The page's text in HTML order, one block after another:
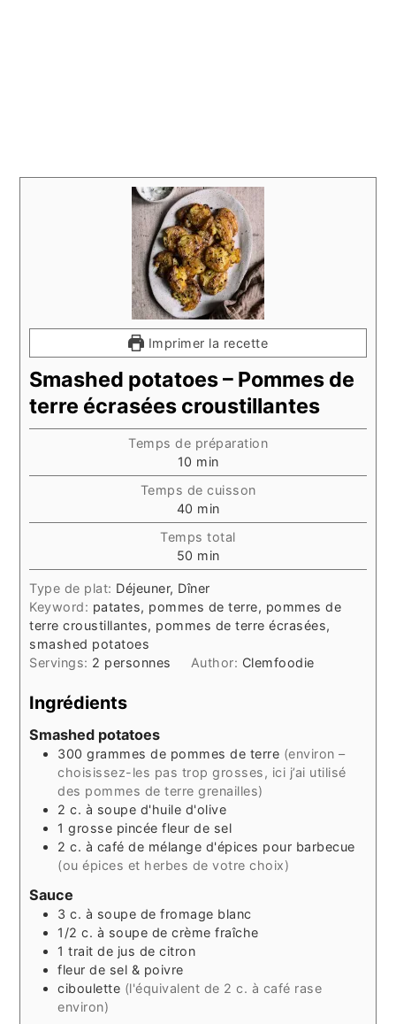
Imprimer la recette
Smashed potatoes – Pommes de
terre écrasées croustillantes
Temps de préparation
10 minutes
min
Temps de cuisson
40 minutes
min
Temps total
50 minutes
min
Type de plat: Déjeuner, Dîner
Keyword: patates, pommes de terre, pommes de
terre croustillantes, pommes de terre écrasées,
smashed potatoes
Servings: 2 personnes Author: Clemfoodie
Ingrédients
Smashed potatoes
300 grammes de pommes de terre (environ –
choisissez-les pas trop grosses, ici j’ai utilisé
des pommes de terre grenailles)
2 c. à soupe d'huile d'olive
1 grosse pincée fleur de sel
2 c. à café de mélange d'épices pour barbecue
(ou épices et herbes de votre choix)
Sauce
3 c. à soupe de fromage blanc
1/2 c. à soupe de crème fraîche
1 trait de jus de citron
fleur de sel & poivre
ciboulette (l'équivalent de 2 c. à café rase
environ)